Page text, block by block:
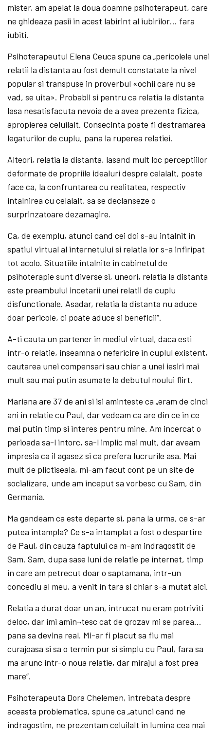
mister, am apelat la doua doamne psihoterapeut, care
ne ghideaza pasii in acest labirint al iubirilor… fara
iubiti.
Psihoterapeutul Elena Ceuca spune ca „pericolele unei
relatii la distanta au fost demult constatate la nivel
popular si transpuse in proverbul «ochii care nu se
vad, se uita». Probabil si pentru ca relatia la distanta
lasa nesatisfacuta nevoia de a avea prezenta fizica,
apropierea celuilalt. Consecinta poate fi destramarea
legaturilor de cuplu, pana la ruperea relatiei.
Alteori, relatia la distanta, lasand mult loc perceptiilor
deformate de propriile idealuri despre celalalt, poate
face ca, la confruntarea cu realitatea, respectiv
intalnirea cu celalalt, sa se declanseze o
surprinzatoare dezamagire.
Ca, de exemplu, atunci cand cei doi s-au intalnit in
spatiul virtual al internetului si relatia lor s-a infiripat
tot acolo. Situatiile intalnite in cabinetul de
psihoterapie sunt diverse si, uneori, relatia la distanta
este preambulul incetarii unei relatii de cuplu
disfunctionale. Asadar, relatia la distanta nu aduce
doar pericole, ci poate aduce si beneficii“.
A-ti cauta un partener in mediul virtual, daca esti
intr-o relatie, inseamna o nefericire in cuplul existent,
cautarea unei compensari sau chiar a unei iesiri mai
mult sau mai putin asumate la debutul noului flirt.
Mariana are 37 de ani si isi aminteste ca „eram de cinci
ani in relatie cu Paul, dar vedeam ca are din ce in ce
mai putin timp si interes pentru mine. Am incercat o
perioada sa-l intorc, sa-l implic mai mult, dar aveam
impresia ca il agasez si ca prefera lucrurile asa. Mai
mult de plictiseala, mi-am facut cont pe un site de
socializare, unde am inceput sa vorbesc cu Sam, din
Germania.
Ma gandeam ca este departe si, pana la urma, ce s-ar
putea intampla? Ce s-a intamplat a fost o despartire
de Paul, din cauza faptului ca m-am indragostit de
Sam. Sam, dupa sase luni de relatie pe internet, timp
in care am petrecut doar o saptamana, intr-un
concediu al meu, a venit in tara si chiar s-a mutat aici.
Relatia a durat doar un an, intrucat nu eram potriviti
deloc, dar imi amin¬tesc cat de grozav mi se parea…
pana sa devina real. Mi-ar fi placut sa fiu mai
curajoasa si sa o termin pur si simplu cu Paul, fara sa
ma arunc intr-o noua relatie, dar mirajul a fost prea
mare“.
Psihoterapeuta Dora Chelemen, intrebata despre
aceasta problematica, spune ca „atunci cand ne
indragostim, ne prezentam celuilalt in lumina cea mai